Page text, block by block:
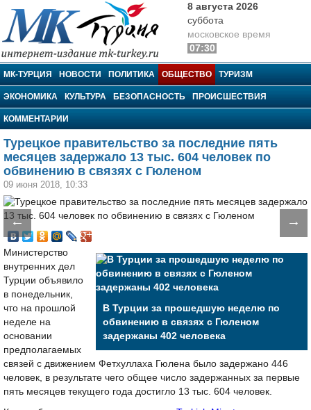
МК-Турция
8 августа 2026
суббота
московское время
07:30
МК-ТУРЦИЯ НОВОСТИ ПОЛИТИКА ОБЩЕСТВО ТУРИЗМ
ЭКОНОМИКА КУЛЬТУРА БЕЗОПАСНОСТЬ ПРОИСШЕСТВИЯ
КОММЕНТАРИИ
Турецкое правительство за последние пять
месяцев задержало 13 тыс. 604 человек по
обвинению в связях с Гюленом
09 июня 2018, 10:33
← →
В Турции за прошедшую неделю по
обвинению в связях с Гюленом
задержаны 402 человека
Министерство
внутренних дел
Турции объявило
в понедельник,
что на прошлой
неделе на
основании
предполагаемых
связей с движением Фетхуллаха Гюлена было задержано 446
человек, в результате чего общее число задержанных за первые
пять месяцев текущего года достигло 13 тыс. 604 человек.